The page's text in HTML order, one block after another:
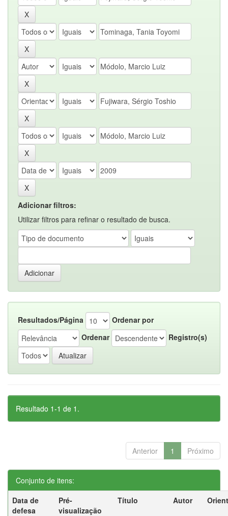
Adicionar filtros:
Utilizar filtros para refinar o resultado de busca.
Resultados/Página
Ordenar por
Ordenar
Registro(s)
Resultado 1-1 de 1.
Anterior 1 Próximo
Conjunto de itens:
Data de
defesa
Pré-
visualização
Título Autor